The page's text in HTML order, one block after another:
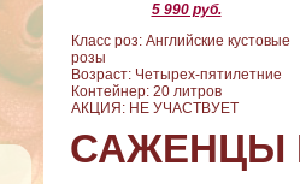
5 990 руб.
Класс роз: Английские кустовые
розы
Возраст: Четырех-пятилетние
Контейнер: 20 литров
АКЦИЯ: НЕ УЧАСТВУЕТ
САЖЕНЦЫ